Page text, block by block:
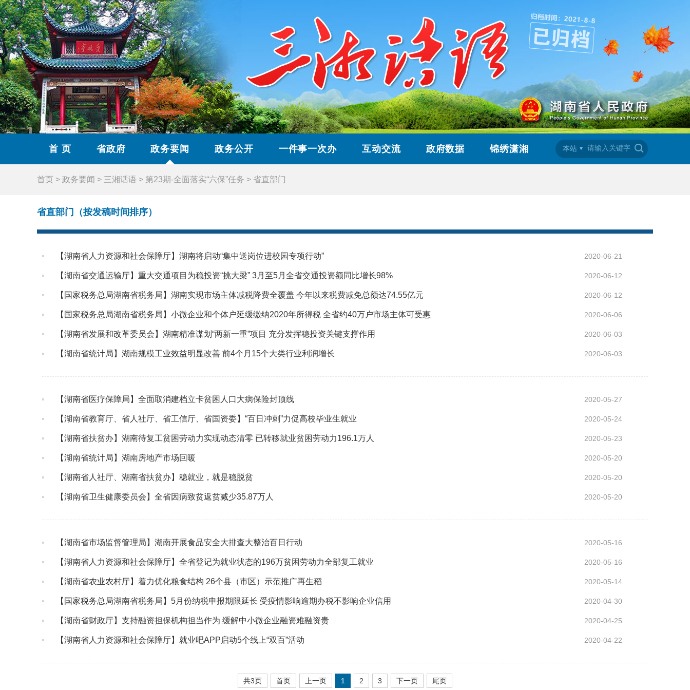
首 页 省政府 政务要闻 政务公开 一件事一次办 互动交流 政府数据 锦绣潇湘 本站
首页 > 政务要闻 > 三湘话语 > 第23期-全面落实“六保”任务 > 省直部门
省直部门（按发稿时间排序）
【湖南省人力资源和社会保障厅】湖南将启动“集中送岗位进校园专项行动” 2020-06-21
【湖南省交通运输厅】重大交通项目为稳投资“挑大梁” 3月至5月全省交通投资额同比增长98% 2020-06-12
【国家税务总局湖南省税务局】湖南实现市场主体减税降费全覆盖 今年以来税费减免总额达74.55亿元 2020-06-12
【国家税务总局湖南省税务局】小微企业和个体户延缓缴纳2020年所得税 全省约40万户市场主体可受惠 2020-06-06
【湖南省发展和改革委员会】湖南精准谋划“两新一重”项目 充分发挥稳投资关键支撑作用 2020-06-03
【湖南省统计局】湖南规模工业效益明显改善 前4个月15个大类行业利润增长 2020-06-03
【湖南省医疗保障局】全面取消建档立卡贫困人口大病保险封顶线 2020-05-27
【湖南省教育厅、省人社厅、省工信厅、省国资委】“百日冲刺”力促高校毕业生就业 2020-05-24
【湖南省扶贫办】湖南待复工贫困劳动力实现动态清零 已转移就业贫困劳动力196.1万人 2020-05-23
【湖南省统计局】湖南房地产市场回暖 2020-05-20
【湖南省人社厅、湖南省扶贫办】稳就业，就是稳脱贫 2020-05-20
【湖南省卫生健康委员会】全省因病致贫返贫减少35.87万人 2020-05-20
【湖南省市场监督管理局】湖南开展食品安全大排查大整治百日行动 2020-05-16
【湖南省人力资源和社会保障厅】全省登记为就业状态的196万贫困劳动力全部复工就业 2020-05-16
【湖南省农业农村厅】着力优化粮食结构 26个县（市区）示范推广再生稻 2020-05-14
【国家税务总局湖南省税务局】5月份纳税申报期限延长 受疫情影响逾期办税不影响企业信用 2020-04-30
【湖南省财政厅】支持融资担保机构担当作为 缓解中小微企业融资难融资贵 2020-04-25
【湖南省人力资源和社会保障厅】就业吧APP启动5个线上“双百”活动 2020-04-22
共3页 首页 上一页 1 2 3 下一页 尾页